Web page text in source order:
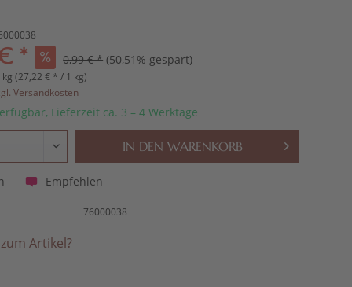
* 0,99 € * (50,51% gespart)
(27,22 € * / 1 kg)
Versandkosten
Lieferzeit ca. 3 – 4 Werktage
IN DEN WARENKORB
Empfehlen
76000038
Artikel?